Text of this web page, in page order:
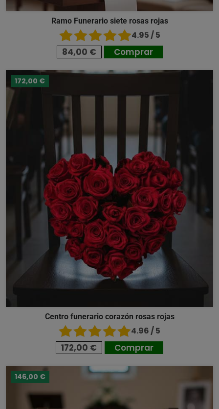
Ramo Funerario siete rosas rojas
4.95 / 5
84,00 € Comprar
172,00 €
Centro funerario corazón rosas rojas
4.96 / 5
172,00 € Comprar
146,00 €